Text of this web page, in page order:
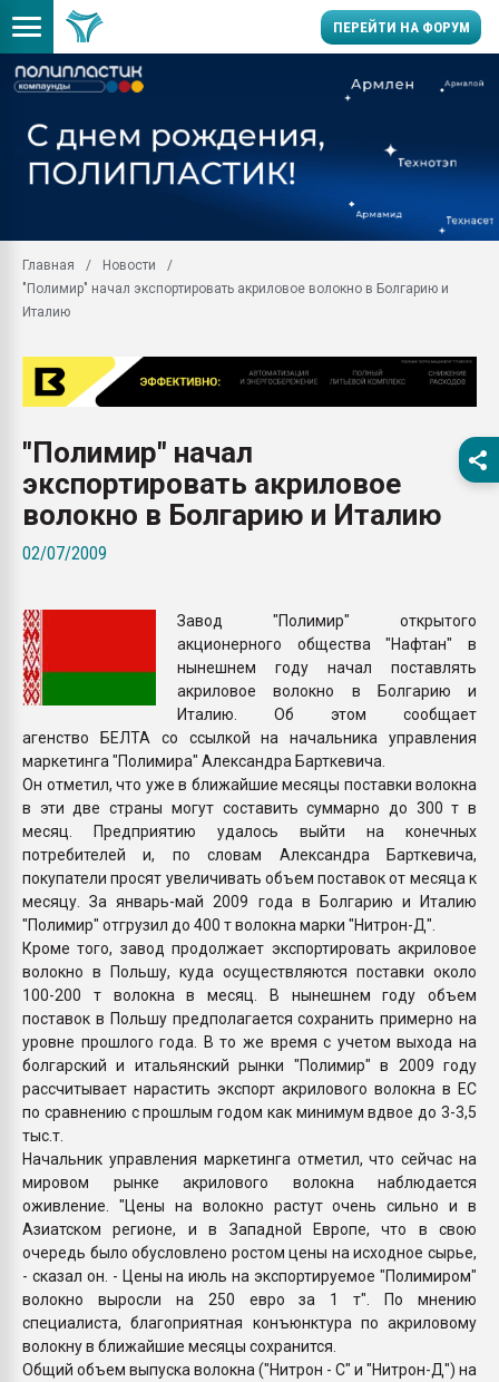
ПЕРЕЙТИ НА ФОРУМ
пластмасс
ситуацией на
Продам отходы
поликарбоната и АБС-
Armaloy PC/ABS-1IM
26.07.2022 "Сибирский
Профильная
покупка, обмен
Главная
Новости
"Полимир" начал экспортировать акриловое волокно в Болгарию и
Италию
"Полимир" начал
экспортировать акриловое
волокно в Болгарию и Италию
02/07/2009
Завод "Полимир" открытого
акционерного общества "Нафтан" в
нынешнем году начал поставлять
акриловое волокно в Болгарию и
Италию. Об этом сообщает
агенство БЕЛТА со ссылкой на начальника управления
маркетинга "Полимира" Александра Барткевича.
Он отметил, что уже в ближайшие месяцы поставки волокна
в эти две страны могут составить суммарно до 300 т в
месяц. Предприятию удалось выйти на конечных
потребителей и, по словам Александра Барткевича,
покупатели просят увеличивать объем поставок от месяца к
месяцу. За январь-май 2009 года в Болгарию и Италию
"Полимир" отгрузил до 400 т волокна марки "Нитрон-Д".
Кроме того, завод продолжает экспортировать акриловое
волокно в Польшу, куда осуществляются поставки около
100-200 т волокна в месяц. В нынешнем году объем
поставок в Польшу предполагается сохранить примерно на
уровне прошлого года. В то же время с учетом выхода на
болгарский и итальянский рынки "Полимир" в 2009 году
рассчитывает нарастить экспорт акрилового волокна в ЕС
по сравнению с прошлым годом как минимум вдвое до 3-3,5
тыс.т.
Начальник управления маркетинга отметил, что сейчас на
мировом рынке акрилового волокна наблюдается
оживление. "Цены на волокно растут очень сильно и в
Азиатском регионе, и в Западной Европе, что в свою
очередь было обусловлено ростом цены на исходное сырье,
- сказал он. - Цены на июль на экспортируемое "Полимиром"
волокно выросли на 250 евро за 1 т". По мнению
специалиста, благоприятная конъюнктура по акриловому
волокну в ближайшие месяцы сохранится.
Общий объем выпуска волокна ("Нитрон - С" и "Нитрон-Д") на